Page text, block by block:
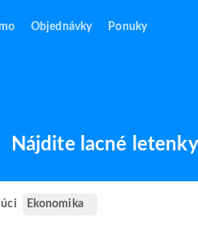
Objednávky Ponuky
Nájdite lacné
Ekonomika